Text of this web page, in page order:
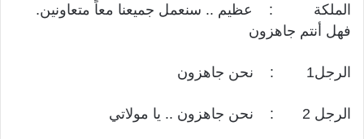
الملكة : عظيم .. سنعمل جميعنا معاً متعاونين.
فهل أنتم جاهزون
الرجل1 : نحن جاهزون
الرجل 2 : نحن جاهزون .. يا مولاتي